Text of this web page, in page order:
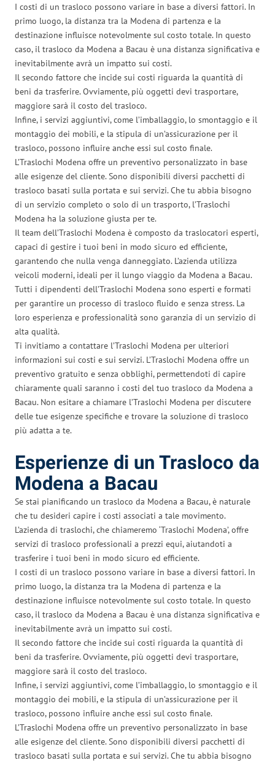
I costi di un trasloco possono variare in base a diversi fattori. In
primo luogo, la distanza tra la Modena di partenza e la
destinazione influisce notevolmente sul costo totale. In questo
caso, il trasloco da Modena a Bacau è una distanza significativa e
inevitabilmente avrà un impatto sui costi.
Il secondo fattore che incide sui costi riguarda la quantità di
beni da trasferire. Ovviamente, più oggetti devi trasportare,
maggiore sarà il costo del trasloco.
Infine, i servizi aggiuntivi, come l’imballaggio, lo smontaggio e il
montaggio dei mobili, e la stipula di un’assicurazione per il
trasloco, possono influire anche essi sul costo finale.
L’Traslochi Modena offre un preventivo personalizzato in base
alle esigenze del cliente. Sono disponibili diversi pacchetti di
trasloco basati sulla portata e sui servizi. Che tu abbia bisogno
di un servizio completo o solo di un trasporto, l’Traslochi
Modena ha la soluzione giusta per te.
Il team dell’Traslochi Modena è composto da traslocatori esperti,
capaci di gestire i tuoi beni in modo sicuro ed efficiente,
garantendo che nulla venga danneggiato. L’azienda utilizza
veicoli moderni, ideali per il lungo viaggio da Modena a Bacau.
Tutti i dipendenti dell’Traslochi Modena sono esperti e formati
per garantire un processo di trasloco fluido e senza stress. La
loro esperienza e professionalità sono garanzia di un servizio di
alta qualità.
Ti invitiamo a contattare l’Traslochi Modena per ulteriori
informazioni sui costi e sui servizi. L’Traslochi Modena offre un
preventivo gratuito e senza obblighi, permettendoti di capire
chiaramente quali saranno i costi del tuo trasloco da Modena a
Bacau. Non esitare a chiamare l’Traslochi Modena per discutere
delle tue esigenze specifiche e trovare la soluzione di trasloco
più adatta a te.
Esperienze di un Trasloco da
Modena a Bacau
Se stai pianificando un trasloco da Modena a Bacau, è naturale
che tu desideri capire i costi associati a tale movimento.
L’azienda di traslochi, che chiameremo ‘Traslochi Modena’, offre
servizi di trasloco professionali a prezzi equi, aiutandoti a
trasferire i tuoi beni in modo sicuro ed efficiente.
I costi di un trasloco possono variare in base a diversi fattori. In
primo luogo, la distanza tra la Modena di partenza e la
destinazione influisce notevolmente sul costo totale. In questo
caso, il trasloco da Modena a Bacau è una distanza significativa e
inevitabilmente avrà un impatto sui costi.
Il secondo fattore che incide sui costi riguarda la quantità di
beni da trasferire. Ovviamente, più oggetti devi trasportare,
maggiore sarà il costo del trasloco.
Infine, i servizi aggiuntivi, come l’imballaggio, lo smontaggio e il
montaggio dei mobili, e la stipula di un’assicurazione per il
trasloco, possono influire anche essi sul costo finale.
L’Traslochi Modena offre un preventivo personalizzato in base
alle esigenze del cliente. Sono disponibili diversi pacchetti di
trasloco basati sulla portata e sui servizi. Che tu abbia bisogno